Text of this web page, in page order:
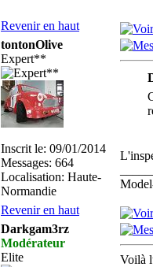
Revenir en haut
tontonOlive
Expert**
Inscrit le: 09/01/2014
Messages: 664
Localisation: Haute-
Normandie
Revenir en haut
Darkgam3rz
Modérateur
Elite
Voilà